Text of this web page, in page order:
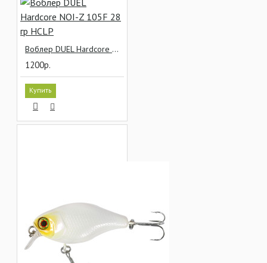
Воблер DUEL Hardcore NOI-Z 105F 28 гр HCLP
1200р.
Купить